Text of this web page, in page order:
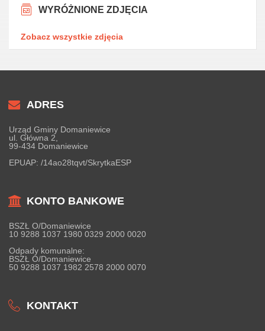
WYRÓŻNIONE ZDJĘCIA
Zobacz wszystkie zdjęcia
ADRES
Urząd Gminy Domaniewice
ul. Główna 2,
99-434 Domaniewice
EPUAP: /14ao28tqvt/SkrytkaESP
KONTO BANKOWE
BSZŁ O/Domaniewice
10 9288 1037 1980 0329 2000 0020
Odpady komunalne:
BSZŁ O/Domaniewice
50 9288 1037 1982 2578 2000 0070
KONTAKT